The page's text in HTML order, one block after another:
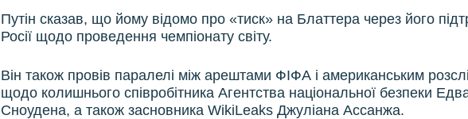
Путін сказав, що йому відомо про «тиск» на Блаттера через його
Росії щодо проведення чемпіонату світу.
Він також провів паралелі між арештами ФІФА і американським
щодо колишнього співробітника Агентства національної безпеки
Сноудена, а також засновника WikiLeaks Джуліана Ассанжа.